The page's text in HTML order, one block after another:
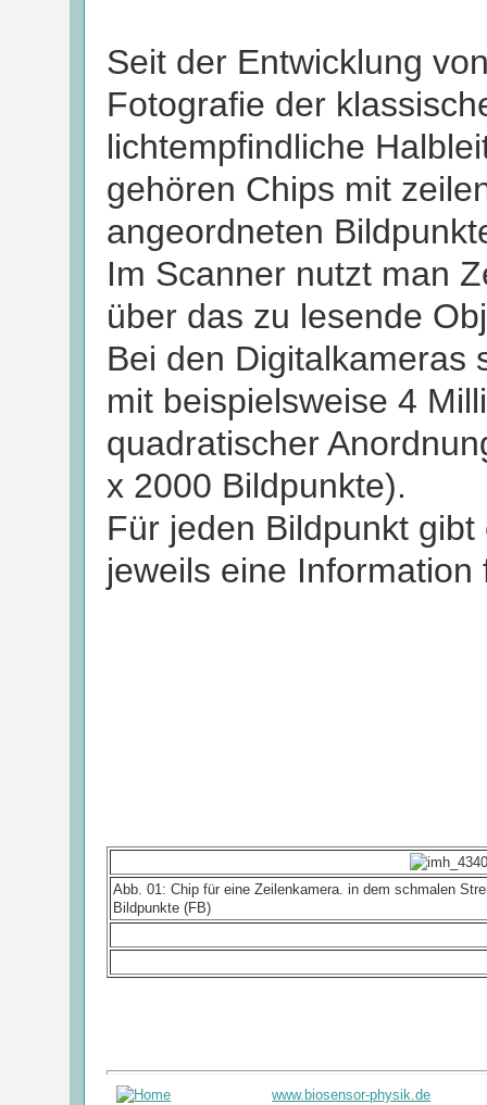
Seit der Entwicklung
Fotografie der
lichtempfindliche
gehören Chips mit
angeordneten
Im Scanner nutzt man
über das zu lesende
Bei den Digitalkameras
mit beispielsweise 4
quadratischer
x 2000 Bildpunkte).
Für jeden Bildpunkt
jeweils eine
Abb. 01: Chip für eine Zeilenkamera. in dem schmalen
Bildpunkte (FB)
www.biosensor-physik.de